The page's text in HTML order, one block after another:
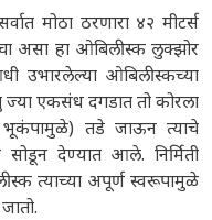
मोठा ठरणारा ४२ मीटर्स
असा हा ओबिलीस्क लुक्झोर
उभारलेल्या ओबिलीस्कच्या
ज्या एकसंध दगडात तो कोरला
भूकंपामुळे) तडे जाऊन त्याचे
देण्यात आले. निर्मिती
त्याच्या अपूर्ण स्वरूपामुळे